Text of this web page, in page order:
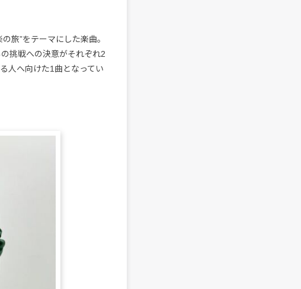
旅”をテーマにした楽曲。
挑戦への決意がそれぞれ2
人へ向けた1曲となってい